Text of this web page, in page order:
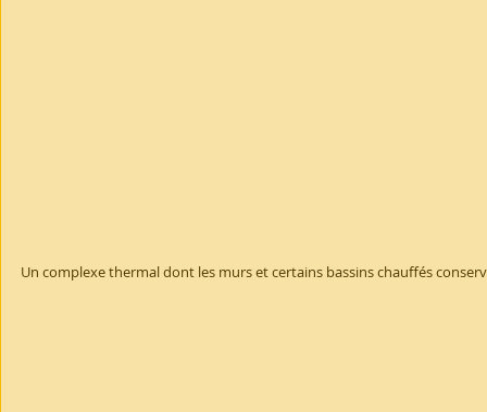
Un complexe thermal dont les murs et certains bassins chauffés